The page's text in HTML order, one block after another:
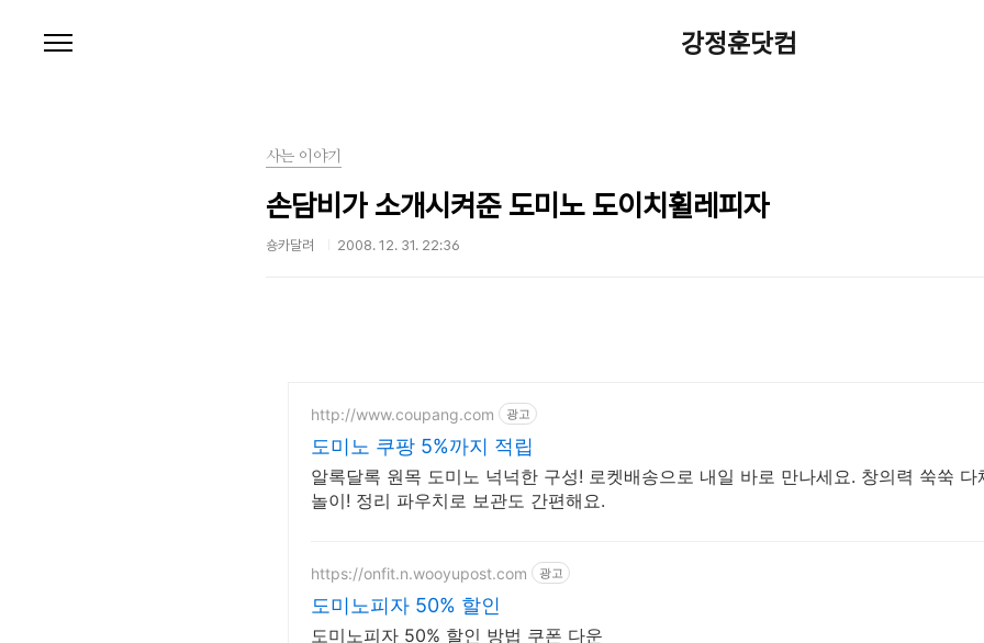
강정훈닷컴
사는 이야기
손담비가 소개시켜준 도미노 도이치휠레피자
숑카달려 2008. 12. 31. 22:36
http://www.coupang.com 광고
도미노 쿠팡 5%까지 적립
알록달록 원목 도미노 넉넉한 구성! 로켓배송으로 내일 바로 만나세요. 창의력 쑥쑥 다
놀이! 정리 파우치로 보관도 간편해요.
https://onfit.n.wooyupost.com 광고
도미노피자 50% 할인
도미노피자 50% 할인 방법 쿠폰 다운